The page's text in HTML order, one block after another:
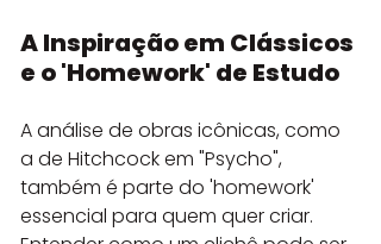
A Inspiração em Clássicos
e o 'Homework' de Estudo
A análise de obras icônicas, como
a de Hitchcock em "Psycho",
também é parte do 'homework'
essencial para quem quer criar.